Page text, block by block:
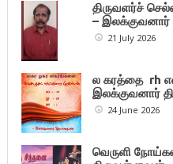
திருவளர்ச்
– இலக்குவனார்
21 July 2026
ல கரத்தை rh
இலக்குவனார்
24 June 2026
வெருளி